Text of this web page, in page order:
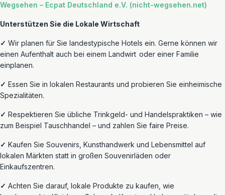
Wegsehen – Ecpat Deutschland e.V. (nicht-wegsehen.net)
Unterstützen Sie die Lokale Wirtschaft
✓ Wir planen für Sie landestypische Hotels ein. Gerne können wir
einen Aufenthalt auch bei einem Landwirt oder einer Familie
einplanen.
✓ Essen Sie in lokalen Restaurants und probieren Sie einheimische
Spezialitäten.
✓ Respektieren Sie übliche Trinkgeld- und Handelspraktiken – wie
zum Beispiel Tauschhandel – und zahlen Sie faire Preise.
✓ Kaufen Sie Souvenirs, Kunsthandwerk und Lebensmittel auf
lokalen Märkten statt in großen Souvenirläden oder
Einkaufszentren.
✓ Achten Sie darauf, lokale Produkte zu kaufen, wie